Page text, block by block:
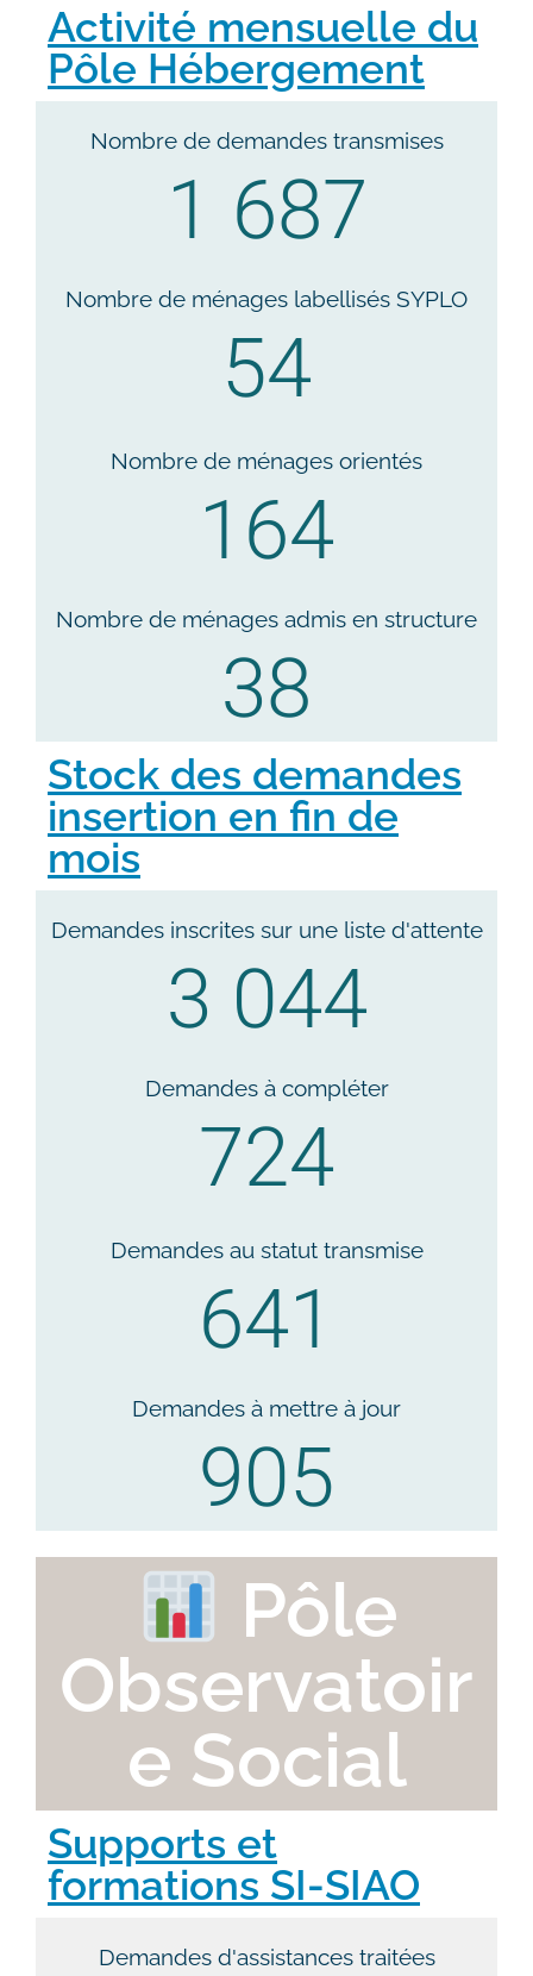
Activité mensuelle du
Pôle Hébergement
Nombre de demandes transmises
1 687
Nombre de ménages labellisés SYPLO
54
Nombre de ménages orientés
164
Nombre de ménages admis en structure
38
Stock des demandes
insertion en fin de
mois
Demandes inscrites sur une liste d'attente
3 044
Demandes à compléter
724
Demandes au statut transmise
641
Demandes à mettre à jour
905
Pôle
Observatoir
e Social
Supports et
formations SI-SIAO
Demandes d'assistances traitées